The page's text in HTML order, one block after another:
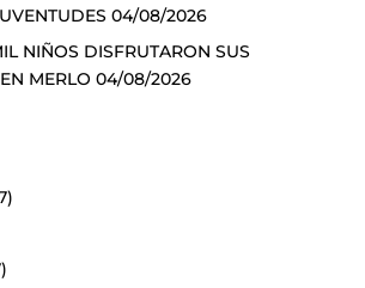
04/08/2026
NIÑOS DISFRUTARON SUS
MERLO 04/08/2026